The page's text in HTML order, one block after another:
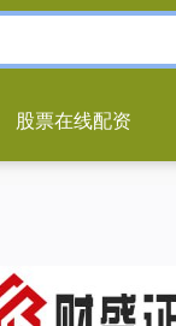
股票在线配资